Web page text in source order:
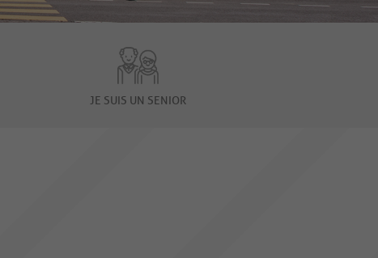
JE SUIS UN SENIOR